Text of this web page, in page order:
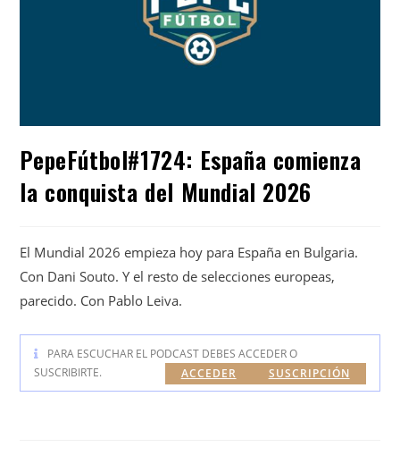
PepeFútbol#1724: España comienza
la conquista del Mundial 2026
El Mundial 2026 empieza hoy para España en Bulgaria.
Con Dani Souto. Y el resto de selecciones europeas,
parecido. Con Pablo Leiva.
PARA ESCUCHAR EL PODCAST DEBES ACCEDER O
SUSCRIBIRTE.
SUSCRIPCIÓN
ACCEDER